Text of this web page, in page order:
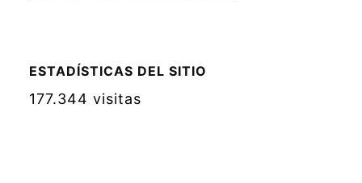
ESTADÍSTICAS DEL SITIO
177.344 visitas